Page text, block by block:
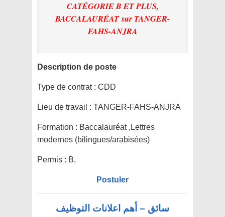
CATÉGORIE B ET PLUS,
BACCALAURÉATsur TANGER-
FAHS-ANJRA
Description de poste
Type de contrat : CDD
Lieu de travail : TANGER-FAHS-ANJRA
Formation : Baccalauréat ,Lettres
modernes (bilingues/arabisées)
Permis : B,
Postuler
سائق – أهم اعلانات التوظيف